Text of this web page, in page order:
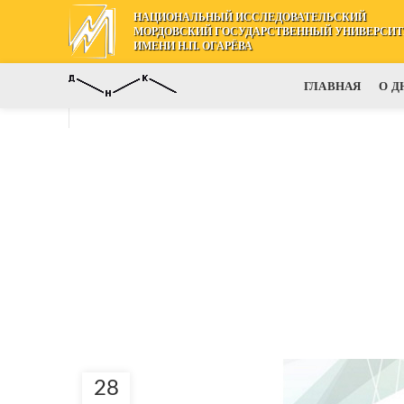
НАЦИОНАЛЬНЫЙ ИССЛЕДОВАТЕЛЬСКИЙ
МОРДОВСКИЙ ГОСУДАРСТВЕННЫЙ
ИМЕНИ Н.П. ОГАРЁВА
ГЛАВНАЯ О
28